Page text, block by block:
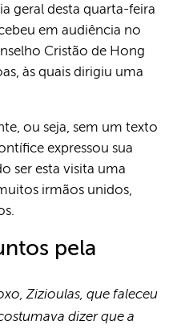
geral desta quarta-feira
em audiência no
Cristão de Hong
às quais dirigiu uma
ou seja, sem um texto
expressou sua
ser esta visita uma
irmãos unidos,
pela
Zizioulas, que faleceu
dizer que a